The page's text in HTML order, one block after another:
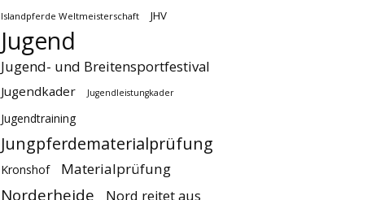
Islandpferde Weltmeisterschaft JHV
Jugend
Jugend- und Breitensportfestival
Jugendkader Jugendleistungkader
Jugendtraining
Jungpferdematerialprüfung
Kronshof Materialprüfung
Norderheide Nord reitet aus